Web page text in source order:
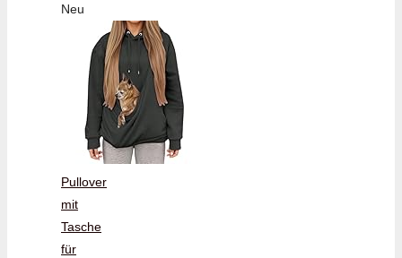
Neu
Pullover
mit
Tasche
für